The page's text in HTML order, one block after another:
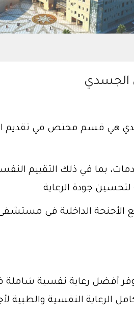
الجسدي
هي قسم مختص في تقديم
بما في ذلك التقييم
جودة الرعاية.
الداخلية في مستشفى الملك
أفضل رعاية نفسية
الرعاية النفسية